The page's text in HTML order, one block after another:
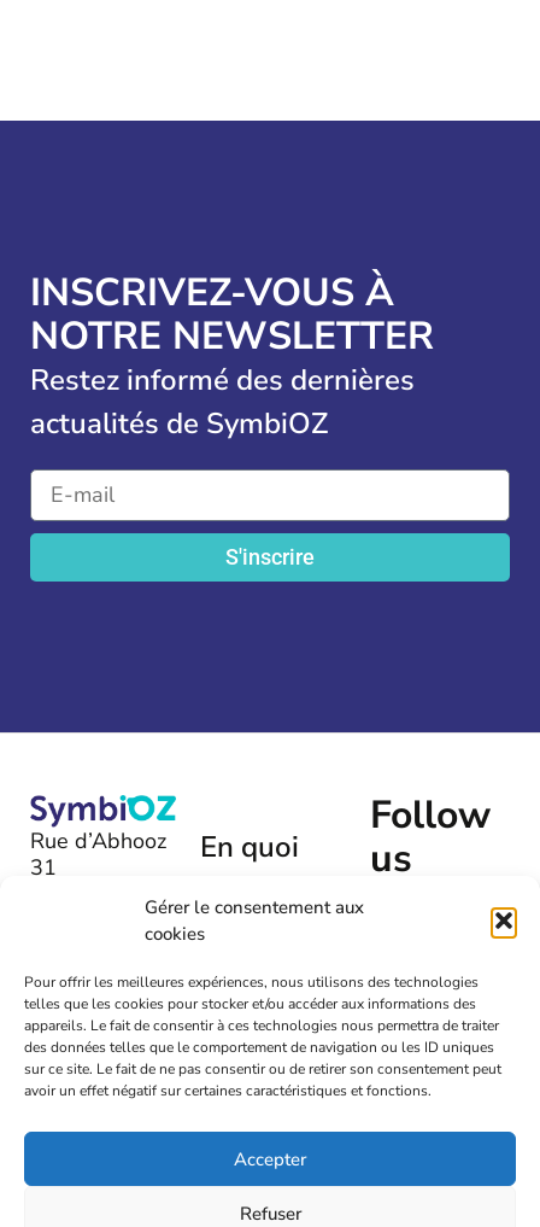
Gérer le consentement aux
cookies
Pour offrir les meilleures expériences, nous utilisons des technologies
telles que les cookies pour stocker et/ou accéder aux informations des
appareils. Le fait de consentir à ces technologies nous permettra de traiter
des données telles que le comportement de navigation ou les ID uniques
sur ce site. Le fait de ne pas consentir ou de retirer son consentement peut
avoir un effet négatif sur certaines caractéristiques et fonctions.
Accepter
Refuser
INSCRIVEZ-VOUS À
NOTRE NEWSLETTER
Restez informé des dernières
actualités de SymbiOZ
S'inscrire
Rue d’Abhooz
31
+32 (0)475
54 00 72
info@symbioz.org
En quoi
nous
vous aider
?
Laissez-
nous un
message
Follow
us